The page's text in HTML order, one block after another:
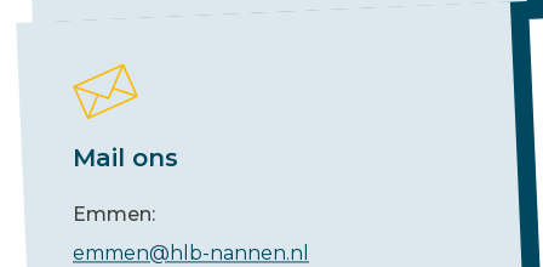
Mail ons
Emmen:
emmen@hlb-nannen.nl